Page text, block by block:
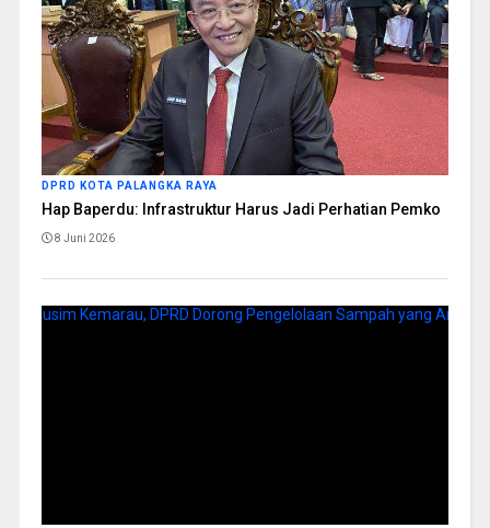
DPRD KOTA PALANGKA RAYA
Hap Baperdu: Infrastruktur Harus Jadi Perhatian Pemko
8 Juni 2026